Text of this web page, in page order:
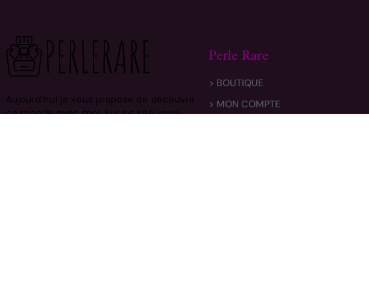
Aujourd’hui je vous propose de découvrir
ce monde avec moi.Sur ce site vous
Perle Rare
> BOUTIQUE
> MON COMPTE